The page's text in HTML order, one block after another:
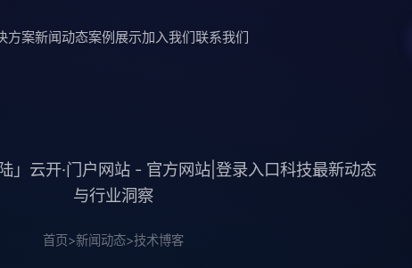
方案新闻动态案例展示加入我们联系我们
」云开·门户网站 - 官方网站|登录入口科技最新动态
与行业洞察
首页>新闻动态>技术博客